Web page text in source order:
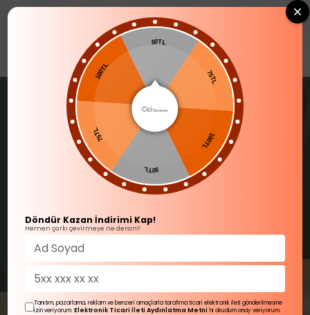
0
50TL
75TL
100TL
50TL
75TL
100TL
Döndür Kazan İndirimi Kap!
Hemen çarkı çevirmeye ne dersin?
Tanıtım, pazarlama, reklam ve benzeri amaçlarla tarafıma ticari elektronik ileti gönderilmesine
izin veriyorum.Elektronik Ticari İleti Aydınlatma Metni 'ni okudum onay veriyorum.